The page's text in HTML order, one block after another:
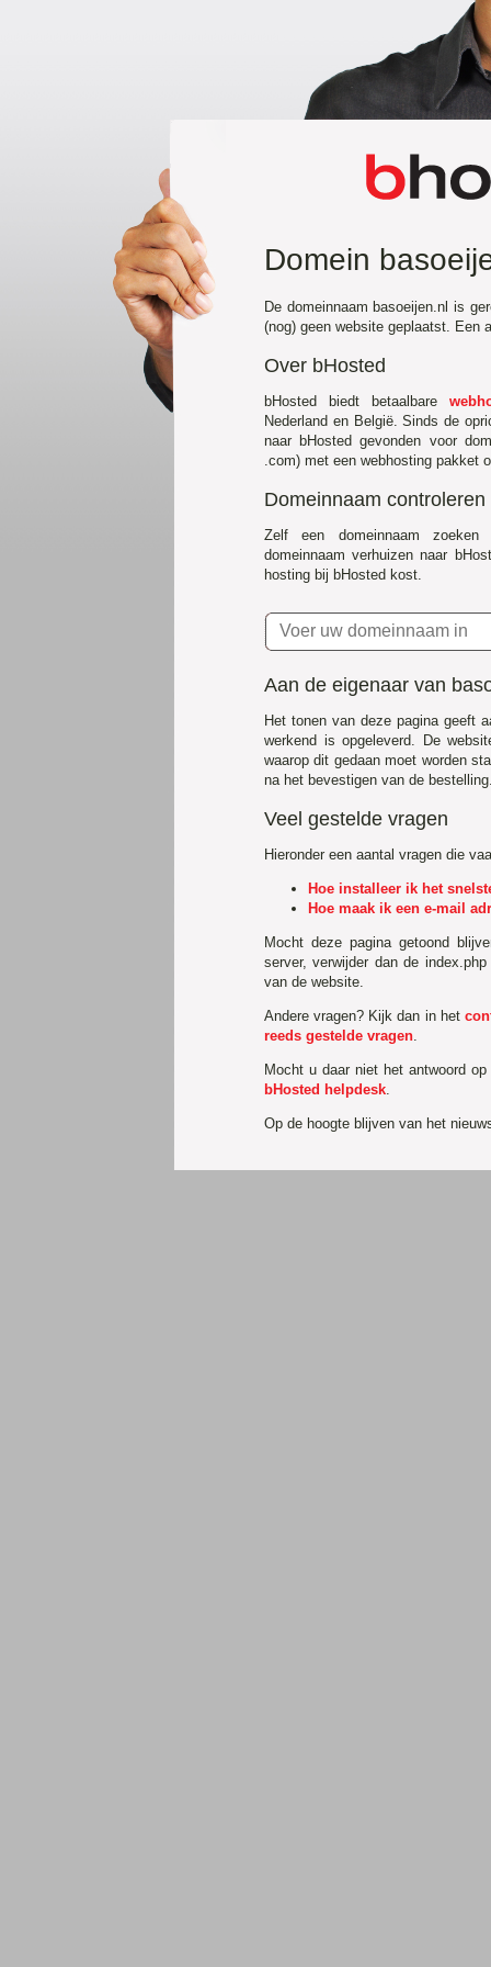
Domein
De domeinnaam basoeijen.nl is
(nog) geen website geplaatst. Een
Over bHosted
bHosted biedt betaalbare
Nederland en België. Sinds de
naar bHosted gevonden voor
.com) met een webhosting pakket
Domeinnaam controleren
Zelf een domeinnaam
domeinnaam verhuizen naar
hosting bij bHosted kost.
Aan de eigenaar van
Het tonen van deze pagina geeft
werkend is opgeleverd. De
waarop dit gedaan moet worden
na het bevestigen van de
Veel gestelde vragen
Hieronder een aantal vragen die
Hoe installeer ik het
Hoe maak ik een e-mail
Mocht deze pagina getoond
server, verwijder dan de
van de website.
Andere vragen? Kijk dan in het
reeds gestelde vragen
Mocht u daar niet het antwoord
bHosted helpdesk
Op de hoogte blijven van het